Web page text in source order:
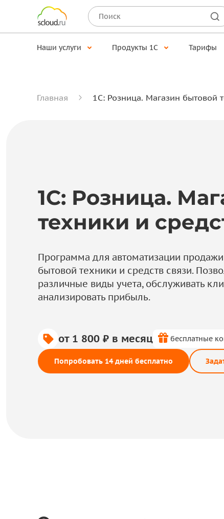
Наши услуги Продукты 1С Тарифы
Главная 1С: Розница. Магазин бытовой
1С: Розница.
техники и
Программа для автоматизации
бытовой техники и средств связи.
различные виды учета, обслуживать
анализировать прибыль.
от 1 800 ₽ в месяц бесплатные
Попробовать 14 дней бесплатно